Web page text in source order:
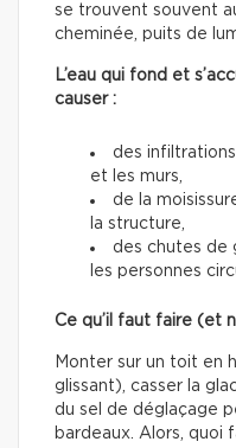
se trouvent souvent
cheminée, puits de
L’eau qui fond et
causer :
des
et les murs,
de la
la structure,
des chutes de
les personnes
Ce qu’il faut faire (et
Monter sur un toit en
glissant), casser la
du sel de déglaçage
bardeaux. Alors, quoi